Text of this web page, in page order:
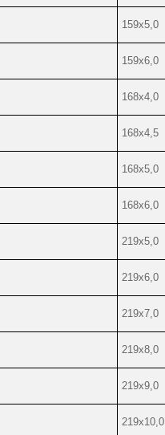
159х5,0
159х6,0
168х4,0
168х4,5
168х5,0
168х6,0
219х5,0
219х6,0
219х7,0
219х8,0
219х9,0
219х10,0